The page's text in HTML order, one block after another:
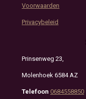
Voorwaarden
Privacybeleid
Prinsenweg 23,
Molenhoek 6584 AZ
Telefoon 0684558850